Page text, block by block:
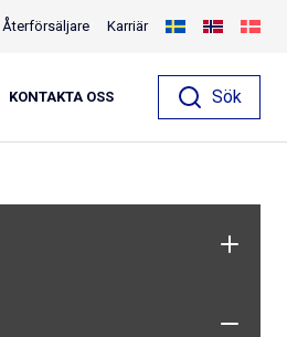
Sök
KONTAKTA OSS
Återförsäljare Karriär
vfz